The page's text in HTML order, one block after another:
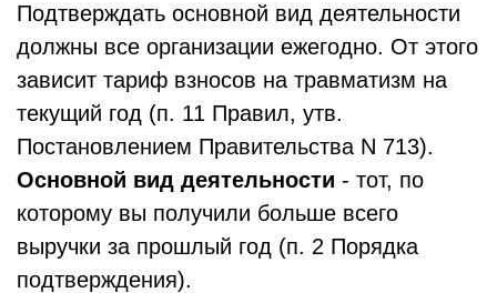
Подтверждать основной вид деятельности
должны все организации ежегодно. От этого
зависит тариф взносов на травматизм на
текущий год (п. 11 Правил, утв.
Постановлением Правительства N 713).
Основной вид деятельности - тот, по
которому вы получили больше всего
выручки за прошлый год (п. 2 Порядка
подтверждения).